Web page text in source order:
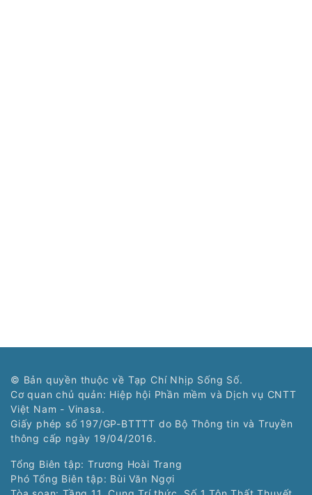
© Bản quyền thuộc về Tạp Chí Nhịp Sống Số.
Cơ quan chủ quản: Hiệp hội Phần mềm và Dịch vụ CNTT
Việt Nam - Vinasa.
Giấy phép số 197/GP-BTTTT do Bộ Thông tin và Truyền
thông cấp ngày 19/04/2016.
Tổng Biên tập: Trương Hoài Trang
Phó Tổng Biên tập: Bùi Văn Ngợi